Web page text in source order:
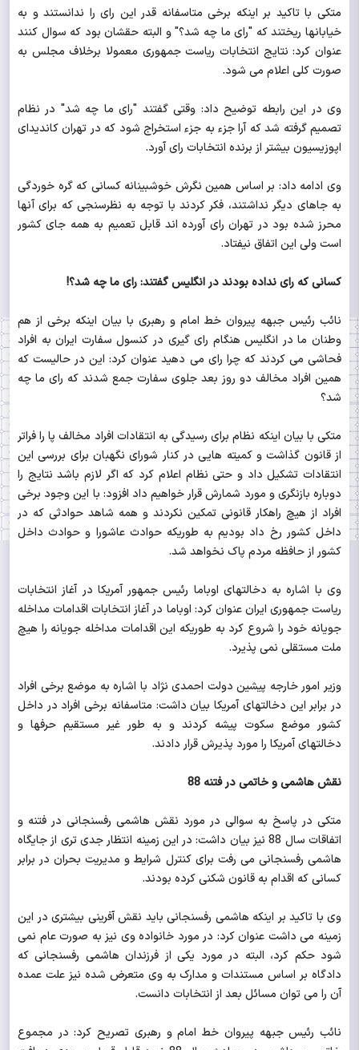
متکی با تاکید بر اینکه برخی متاسفانه قدر این رای را ندانستند و به
خیابانها ریختند که "رای ما چه شد؟" و البته حقشان بود که سوال کنند
عنوان کرد: نتایج انتخابات ریاست جمهوری معمولا برخلاف مجلس به
صورت کلی اعلام می شود.
وی در این رابطه توضیح داد: وقتی گفتند "رای ما چه شد" در نظام
تصمیم گرفته شد که آرا جزء به جزء استخراج شود که در تهران کاندیدای
اپوزیسیون بیشتر از برنده انتخابات رای آورد.
وی ادامه داد: بر اساس همین نگرش خوشبینانه کسانی که گره خوردگی
به جاهای دیگر نداشتند، فکر کردند با توجه به نظرسنجی که برای آنها
محرز شده بود در تهران رای آورده اند قابل تعمیم به همه جای کشور
است ولی این اتفاق نیفتاد.
کسانی که رای نداده بودند در انگلیس گفتند: رای ما چه شد؟!
نائب رئیس جبهه پیروان خط امام و رهبری با بیان اینکه برخی از هم
وطنان ما در انگلیس هنگام رای گیری در کنسول سفارت ایران به افراد
فحاشی می کردند که چرا رای می دهید عنوان کرد: این در حالیست که
همین افراد مخالف دو روز بعد جلوی سفارت جمع شدند که رای ما چه
شد؟
متکی با بیان اینکه نظام برای رسیدگی به انتقادات افراد مخالف پا را فراتر
از قانون گذاشت و کمیته هایی در کنار شورای نگهبان برای بررسی این
انتقادات تشکیل داد و حتی نظام اعلام کرد که اگر لازم باشد نتایج را
دوباره بازنگری و مورد شمارش قرار خواهیم داد افزود: با این وجود برخی
افراد از هیچ راهکار قانونی تمکین نکردند و همه شاهد حوادثی که در
داخل کشور رخ داد بودیم به طوریکه حوادث عاشورا و حوادث داخل
کشور از حافظه مردم پاک نخواهد شد.
وی با اشاره به دخالتهای اوباما رئیس جمهور آمریکا در آغاز انتخابات
ریاست جمهوری ایران عنوان کرد: اوباما در آغاز انتخابات اقدامات مداخله
جویانه خود را شروع کرد به طوریکه این اقدامات مداخله جویانه را هیچ
ملت مستقلی نمی پذیرد.
وزیر امور خارجه پیشین دولت احمدی نژاد با اشاره به موضع برخی افراد
در برابر این دخالتهای آمریکا بیان داشت: متاسفانه برخی افراد در داخل
کشور موضع سکوت پیشه کردند و به طور غیر مستقیم حرفها و
دخالتهای آمریکا را مورد پذیرش قرار دادند.
نقش هاشمی و خاتمی در فتنه 88
متکی در پاسخ به سوالی در مورد نقش هاشمی رفسنجانی در فتنه و
اتفاقات سال 88 نیز بیان داشت: در این زمینه انتظار جدی تری از جایگاه
هاشمی رفسنجانی می رفت برای کنترل شرایط و مدیریت بحران در برابر
کسانی که اقدام به قانون شکنی کرده بودند.
وی با تاکید بر اینکه هاشمی رفسنجانی باید نقش آفرینی بیشتری در این
زمینه می داشت عنوان کرد: در مورد خانواده وی نیز به صورت عام نمی
شود حکم کرد، البته در مورد یکی از فرزندان هاشمی رفسنجانی که
دادگاه بر اساس مستندات و مدارک به وی متعرض شده نیز علت عمده
آن را می توان مسائل بعد از انتخابات دانست.
نائب رئیس جبهه پیروان خط امام و رهبری تصریح کرد: در مجموع